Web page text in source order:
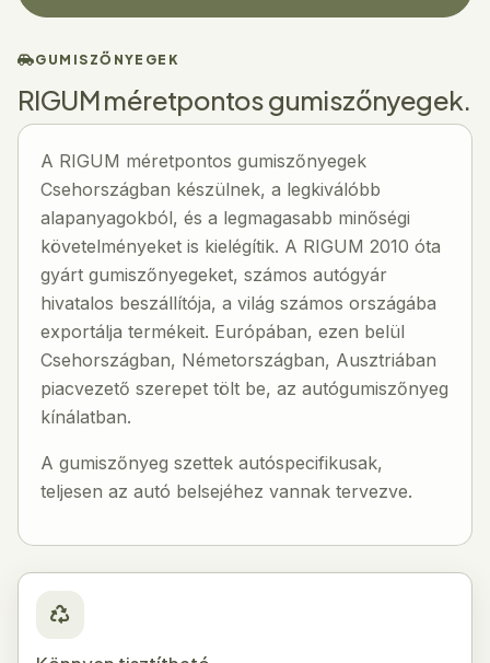
GUMISZŐNYEGEK
RIGUM méretpontos gumiszőnyegek.
A RIGUM méretpontos gumiszőnyegek
Csehországban készülnek, a legkiválóbb
alapanyagokból, és a legmagasabb minőségi
követelményeket is kielégítik. A RIGUM 2010 óta
gyárt gumiszőnyegeket, számos autógyár
hivatalos beszállítója, a világ számos országába
exportálja termékeit. Európában, ezen belül
Csehországban, Németországban, Ausztriában
piacvezető szerepet tölt be, az autógumiszőnyeg
kínálatban.
A gumiszőnyeg szettek autóspecifikusak,
teljesen az autó belsejéhez vannak tervezve.